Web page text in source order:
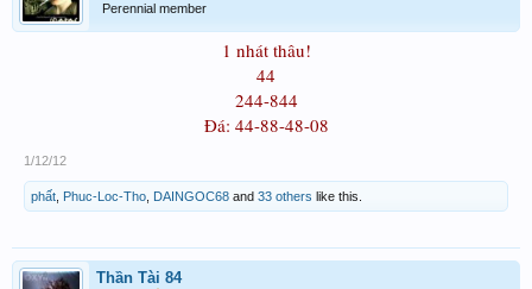
Perennial member
1 nhát thâu!
44
244-844
Đá: 44-88-48-08
1/12/12
phất Phuc-Loc-Tho DAINGOC68 and 33 others like this.
Thần Tài 84